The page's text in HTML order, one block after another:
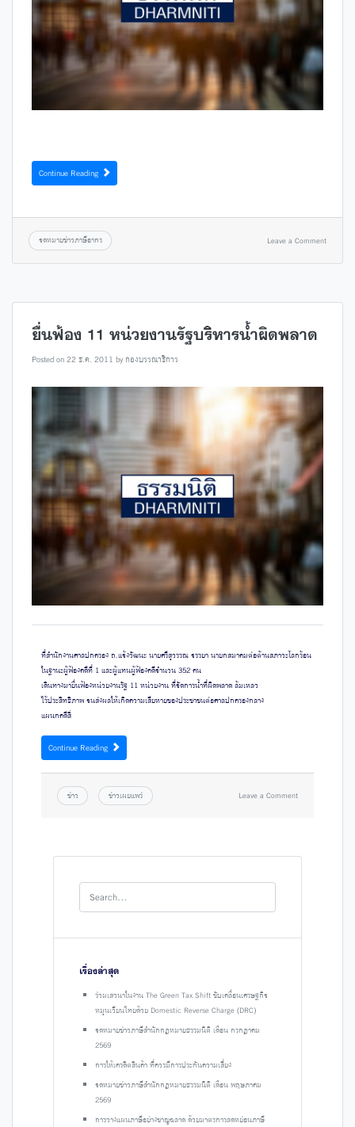
Continue Reading
จดหมายข่าวภาษีอากร Leave a Comment
ยื่นฟ้อง 11 หน่วยงานรัฐบริหารน้ำผิดพลาด
Posted on22 ธ.ค. 2011 byกองบรรณาธิการ
ที่สำนักงานศาลปกครอง ถ.แจ้งวัฒนะ นายศรีสุวรรณ จรรยา นายกสมาคมต่อต้านสภาวะโลกร้อน
ในฐานะผู้ฟ้องคดีที่ 1 และผู้แทนผู้ฟ้องคดีจำนวน 352 คน
เดินทางมายื่นฟ้องหน่วยงานรัฐ 11 หน่วยงาน ที่จัดการน้ำที่ผิดพลาด ล้มเหลว
ไร้ประสิทธิภาพ จนส่งผลให้เกิดความเสียหายของประชาชนต่อศาลปกครองกลาง
แผนกคดีสิ่
Continue Reading
ข่าว ข่าวเผยแพร่ Leave a Comment
เรื่องล่าสุด
ร่วมเสวนาในงาน The Green Tax Shift ขับเคลื่อนเศรษฐกิจ
หมุนเวียนไทยด้วย Domestic Reverse Charge (DRC)
จดหมายข่าวภาษีสำนักกฎหมายธรรมนิติ เดือน กรกฎาคม
2569
การให้เครดิตสินค้า ที่ควรมีการประกันความเสี่ยง
จดหมายข่าวภาษีสำนักกฎหมายธรรมนิติ เดือน พฤษภาคม
2569
การวางแผนภาษีอย่างชาญฉลาด ด้วยมาตรการลดหย่อนภาษี